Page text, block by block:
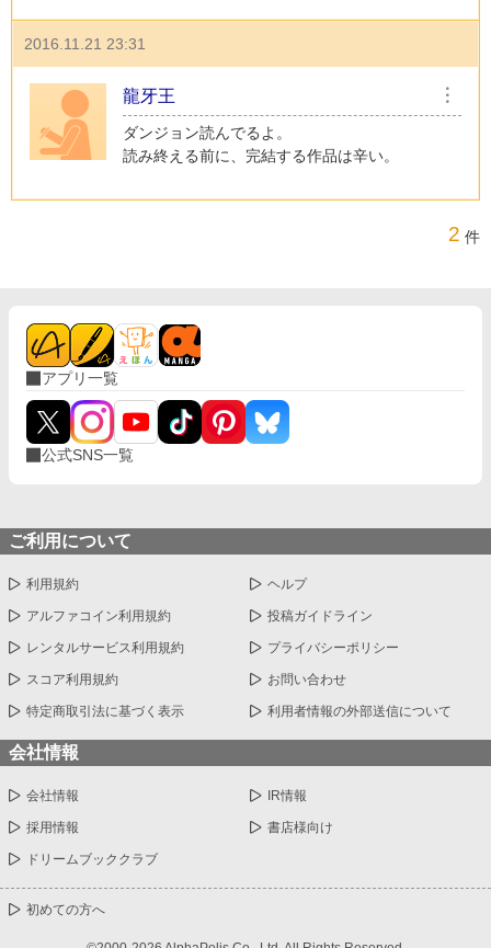
2016.11.21 23:31
龍牙王 ︙
ダンジョン読んでるよ。
読み終える前に、完結する作品は辛い。
2 件
アプリ一覧
公式SNS一覧
ご利用について
利用規約 ヘルプ
アルファコイン利用規約 投稿ガイドライン
レンタルサービス利用規約 プライバシーポリシー
スコア利用規約 お問い合わせ
特定商取引法に基づく表示 利用者情報の外部送信について
会社情報
会社情報 IR情報
採用情報 書店様向け
ドリームブッククラブ
初めての方へ